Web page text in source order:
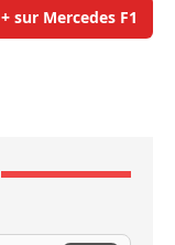
+ sur Mercedes F1